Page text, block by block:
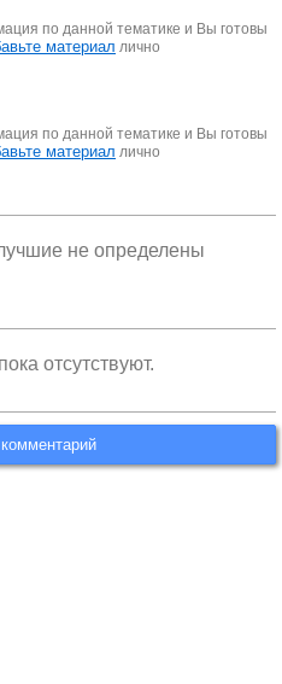
по данной тематике и Вы готовы
материал лично
по данной тематике и Вы готовы
материал лично
не определены
отсутствуют.